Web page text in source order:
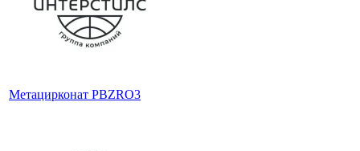
Метацирконат PBZRO3